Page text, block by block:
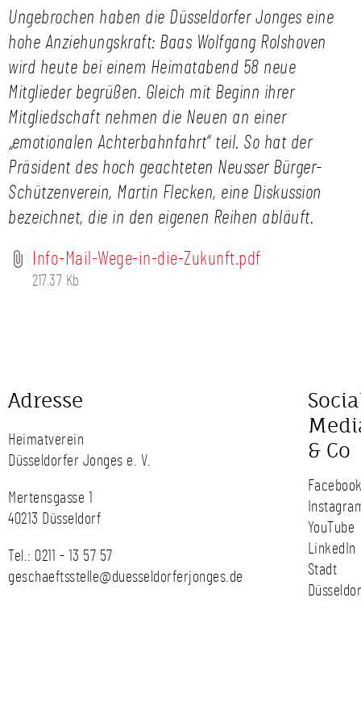
Ungebrochen haben die Düsseldorfer Jonges eine
hohe Anziehungskraft: Baas Wolfgang Rolshoven
wird heute bei einem Heimatabend 58 neue
Mitglieder begrüßen. Gleich mit Beginn ihrer
Mitgliedschaft nehmen die Neuen an einer
„emotionalen Achterbahnfahrt“ teil. So hat der
Präsident des hoch geachteten Neusser Bürger-
Schützenverein, Martin Flecken, eine Diskussion
bezeichnet, die in den eigenen Reihen abläuft.
Info-Mail-Wege-in-die-Zukunft.pdf
217.37 Kb
Adresse
Heimatverein
Düsseldorfer Jonges e. V.
Mertensgasse 1
40213 Düsseldorf
Tel.: 0211 - 13 57 57
geschaeftsstelle@duesseldorferjonges.de
& Co
YouTube
LinkedIn
Stadt